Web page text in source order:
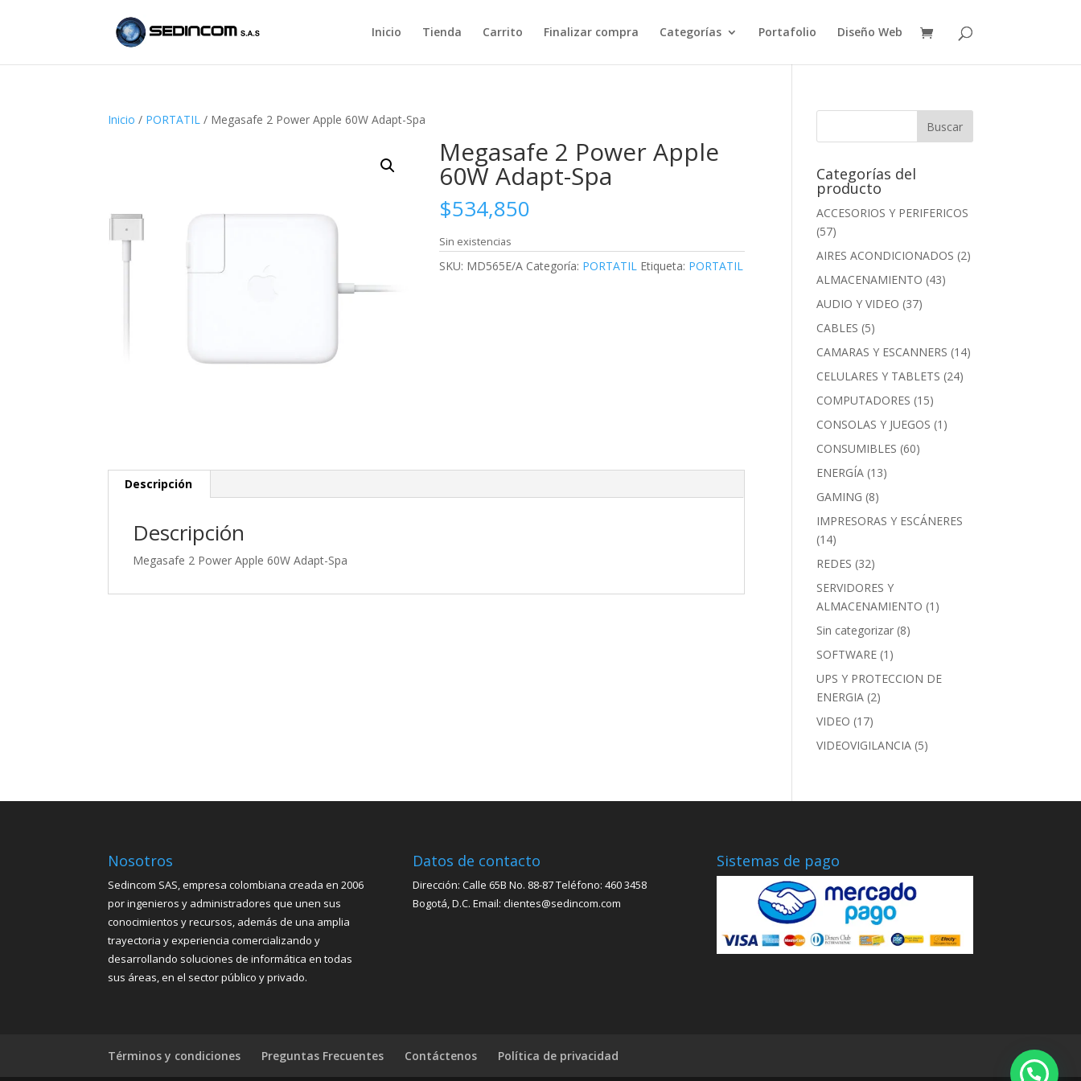
Inicio Tienda Carrito Finalizar compra Categorías Portafolio Diseño Web
Inicio / PORTATIL / Megasafe 2 Power Apple 60W Adapt-Spa
Megasafe 2 Power Apple
60W Adapt-Spa
$534,850
Sin existencias
SKU: MD565E/A Categoría: PORTATIL Etiqueta: PORTATIL
Descripción
Descripción
Megasafe 2 Power Apple 60W Adapt-Spa
Categorías del
producto
ACCESORIOS Y PERIFERICOS
(57)
AIRES ACONDICIONADOS (2)
ALMACENAMIENTO (43)
AUDIO Y VIDEO (37)
CABLES (5)
CAMARAS Y ESCANNERS (14)
CELULARES Y TABLETS (24)
COMPUTADORES (15)
CONSOLAS Y JUEGOS (1)
CONSUMIBLES (60)
ENERGÍA (13)
GAMING (8)
IMPRESORAS Y ESCÁNERES
(14)
REDES (32)
SERVIDORES Y
ALMACENAMIENTO (1)
Sin categorizar (8)
SOFTWARE (1)
UPS Y PROTECCION DE
ENERGIA (2)
VIDEO (17)
VIDEOVIGILANCIA (5)
Nosotros
Sedincom SAS, empresa colombiana creada en 2006
por ingenieros y administradores que unen sus
conocimientos y recursos, además de una amplia
trayectoria y experiencia comercializando y
desarrollando soluciones de informática en todas
sus áreas, en el sector público y privado.
Datos de contacto
Dirección: Calle 65B No. 88-87 Teléfono: 460 3458
Bogotá, D.C. Email: clientes@sedincom.com
Sistemas de pago
Términos y condiciones Preguntas Frecuentes Contáctenos Política de privacidad